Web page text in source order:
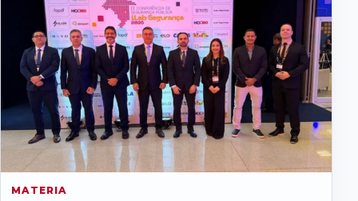
MATERIA